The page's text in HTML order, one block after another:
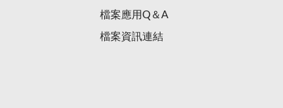
檔案應用Q＆A
檔案資訊連結